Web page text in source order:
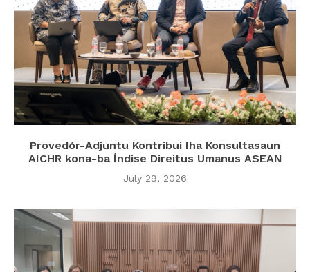
Provedór-Adjuntu Kontribui Iha Konsultasaun
AICHR kona-ba Índise Direitus Umanus ASEAN
July 29, 2026